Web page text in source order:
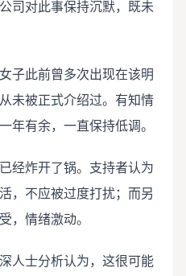
司对此事保持沉默，既未
子此前曾多次出现在该明
未被正式介绍过。有知情
年有余，一直保持低调。
经炸开了锅。支持者认为
，不应被过度打扰；而另
，情绪激动。
人士分析认为，这很可能